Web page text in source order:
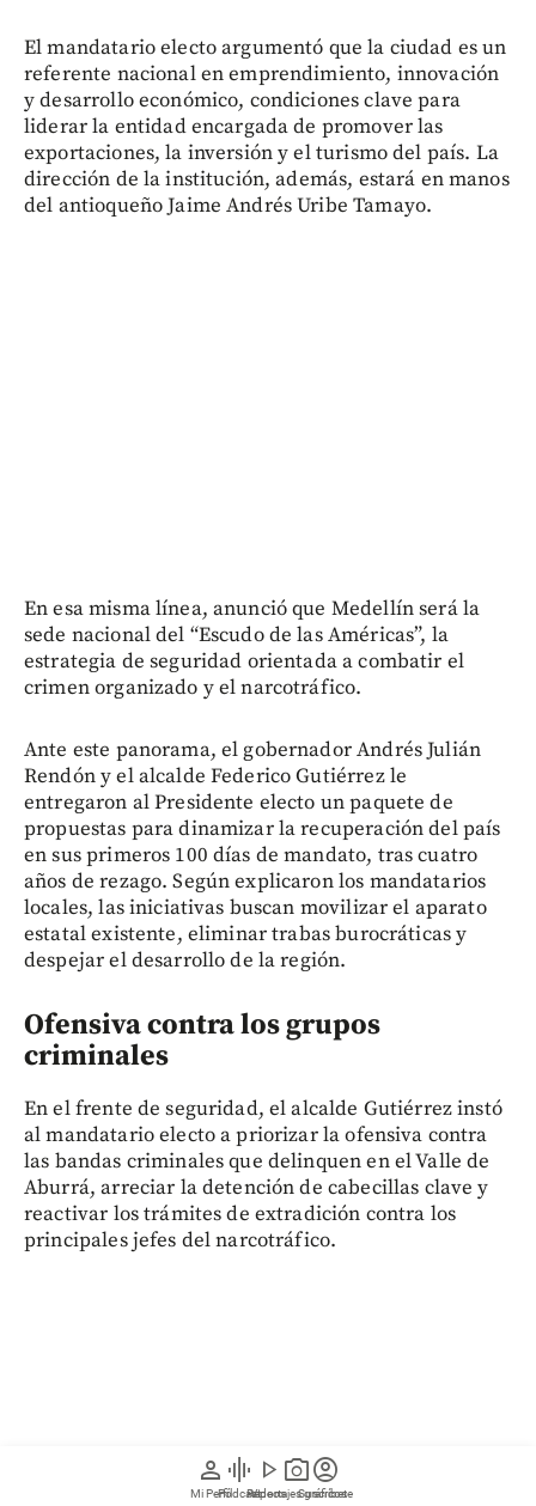
person
Mi Perfil
graphic_eq
Pódcast
play_arrow
Videos
photo_camera
Reportajes gráficos
account_circle
Suscríbete
El mandatario electo argumentó que la ciudad es un
referente nacional en emprendimiento, innovación
y desarrollo económico, condiciones clave para
liderar la entidad encargada de promover las
exportaciones, la inversión y el turismo del país. La
dirección de la institución, además, estará en manos
del antioqueño Jaime Andrés Uribe Tamayo.
En esa misma línea, anunció que Medellín será la
sede nacional del “Escudo de las Américas”, la
estrategia de seguridad orientada a combatir el
crimen organizado y el narcotráfico.
Ante este panorama, el gobernador Andrés Julián
Rendón y el alcalde Federico Gutiérrez le
entregaron al Presidente electo un paquete de
propuestas para dinamizar la recuperación del país
en sus primeros 100 días de mandato, tras cuatro
años de rezago. Según explicaron los mandatarios
locales, las iniciativas buscan movilizar el aparato
estatal existente, eliminar trabas burocráticas y
despejar el desarrollo de la región.
Ofensiva contra los grupos
criminales
En el frente de seguridad, el alcalde Gutiérrez instó
al mandatario electo a priorizar la ofensiva contra
las bandas criminales que delinquen en el Valle de
Aburrá, arreciar la detención de cabecillas clave y
reactivar los trámites de extradición contra los
principales jefes del narcotráfico.